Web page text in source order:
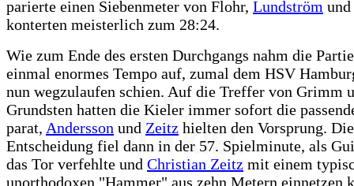
parierte einen Siebenmeter von Flohr, Lundström und
konterten meisterlich zum 28:24.
Wie zum Ende des ersten Durchgangs nahm die
einmal enormes Tempo auf, zumal dem HSV
nun wegzulaufen schien. Auf die Treffer von Grimm
Grundsten hatten die Kieler immer sofort die
parat, Andersson und Zeitz hielten den Vorsprung.
Entscheidung fiel dann in der 57. Spielminute, als
das Tor verfehlte und Christian Zeitz mit einem
unorthodoxen "Hammer" aus zehn Metern einnetzen